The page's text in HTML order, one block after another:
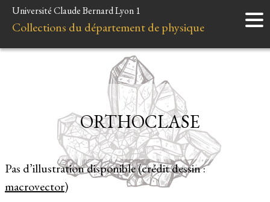
Accueil
Instruments
Liens et ressources
Université Claude Bernard Lyon 1
Collections du département de physique
Pas d’illustration disponible (crédit dessin :
macrovector)
ORTHOCLASE